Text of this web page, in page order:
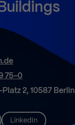
Buildings
75-0
2, 10587 Berlin
LinkedIn